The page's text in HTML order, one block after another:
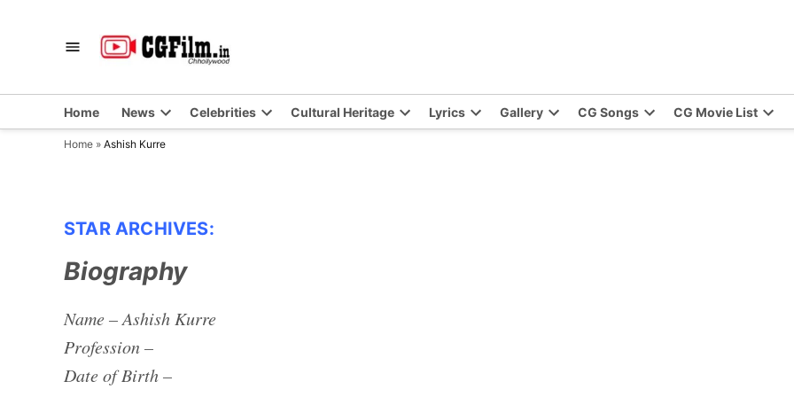
Home News Celebrities Cultural Heritage Lyrics Gallery CG Songs CG Movie List
Home » Ashish Kurre
STAR ARCHIVES:
Biography
Name – Ashish Kurre
Profession –
Date of Birth –